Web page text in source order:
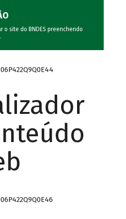
o site do BNDES preenchendo